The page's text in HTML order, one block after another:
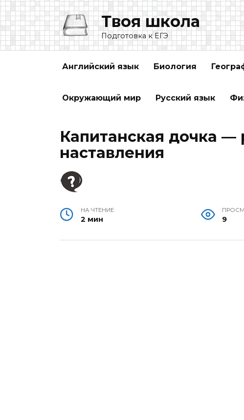
Перейти
к
содержанию
Твоя школа
Подготовка к ЕГЭ
Английский язык Биология
Окружающий мир Русский язык
Капитанская дочка —
наставления
НА ЧТЕНИЕ
2 мин 9